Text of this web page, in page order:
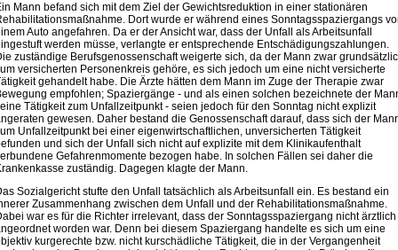
Mann befand sich mit dem Ziel der Gewichtsreduktion in einer stationären
Dort wurde er während eines Sonntagsspaziergangs
Auto angefahren. Da er der Ansicht war, dass der Unfall als Arbeitsunfall
werden müsse, verlangte er entsprechende Entschädigungszahlungen.
zuständige Berufsgenossenschaft weigerte sich, da der Mann zwar
versicherten Personenkreis gehöre, es sich jedoch um eine nicht versicherte
gehandelt habe. Die Ärzte hätten dem Mann im Zuge der Therapie zwar
empfohlen; Spaziergänge - und als einen solchen bezeichnete der
Tätigkeit zum Unfallzeitpunkt - seien jedoch für den Sonntag nicht explizit
gewesen. Daher bestand die Genossenschaft darauf, dass sich der
Unfallzeitpunkt bei einer eigenwirtschaftlichen, unversicherten Tätigkeit
und sich der Unfall sich nicht auf explizite mit dem Klinikaufenthalt
Gefahrenmomente bezogen habe. In solchen Fällen sei daher die
zuständig. Dagegen klagte der Mann.
Sozialgericht stufte den Unfall tatsächlich als Arbeitsunfall ein. Es bestand ein
Zusammenhang zwischen dem Unfall und der Rehabilitationsmaßnahme.
war es für die Richter irrelevant, dass der Sonntagsspaziergang nicht ärztlich
worden war. Denn bei diesem Spaziergang handelte es sich um eine
kurgerechte bzw. nicht kurschädliche Tätigkeit, die in der Vergangenheit